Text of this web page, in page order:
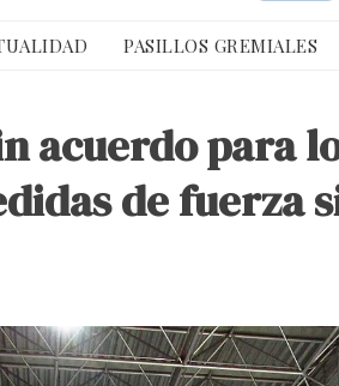
PASILLOS GREMIALES
acuerdo para
de fuerza